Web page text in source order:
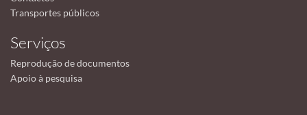
Transportes públicos
Serviços
Reprodução de documentos
Apoio à pesquisa